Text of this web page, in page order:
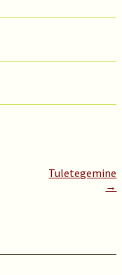
Tuletegemine
→